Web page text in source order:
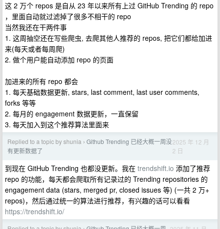
这 2 万个 repos 是自从 23 年以来所有上过 GitHub Trending 的 repo
，里面自动就过滤掉了很多不相干的 repo
当然我还在干两件事
1. 这周抽空还在写些爬虫, 去爬其他人推荐的 repos, 把它们都给加进
来(每天或者每周爬)
2. 做个用户能自动添加 repo 的页面
加进来的所有 repo 都会
1. 每天基础数据更新, stars, last comment, last user comments,
forks 等等
2. 每月的 engagement 数据更新，一直保留
3. 每天加入到这个推荐算法里面来
Replied to a topic by shunia › Github Trending 已经大概一周没
有更新数据了
2025 年 12 月
2 日
到现在 GitHub Trending 也都没更新。我在 trendshift.io 添加了推荐
repo 的功能，每天都会爬取所有记录过的 Trending repositories 的
engagement data (stars, merged pr, closed issues 等) (一共 2 万+
repos)，然后通过统一的算法进行推荐，有兴趣的话可以看看
https://trendshift.io/